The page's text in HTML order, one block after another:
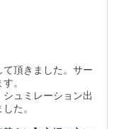
頂きました。サー
。
ュミレーション出
た。